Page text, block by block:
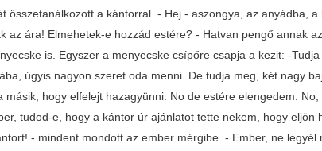
összetanálkozott a kántorral. - Hej - aszongya, az anyádba,
az ára! Elmehetek-e hozzád estére? - Hatvan pengő annak
is. Egyszer a menyecske csípőre csapja a kezit: -
úgyis nagyon szeret oda menni. De tudja meg, két nagy
másik, hogy elfelejt hazagyünni. No de estére elengedem.
tudod-e, hogy a kántor úr ajánlatot tette nekem, hogy
- mindent mondott az ember mérgibe. - Ember, ne legyél